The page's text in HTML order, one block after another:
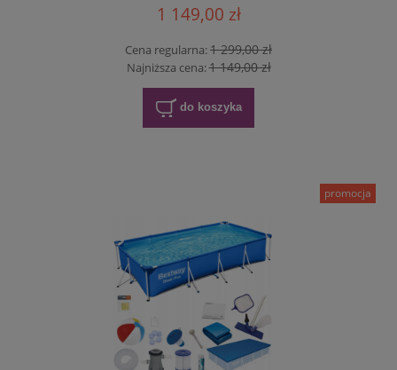
1 149,00 zł
Cena regularna:1 299,00 zł
Najniższa cena:1 149,00 zł
do koszyka
promocja